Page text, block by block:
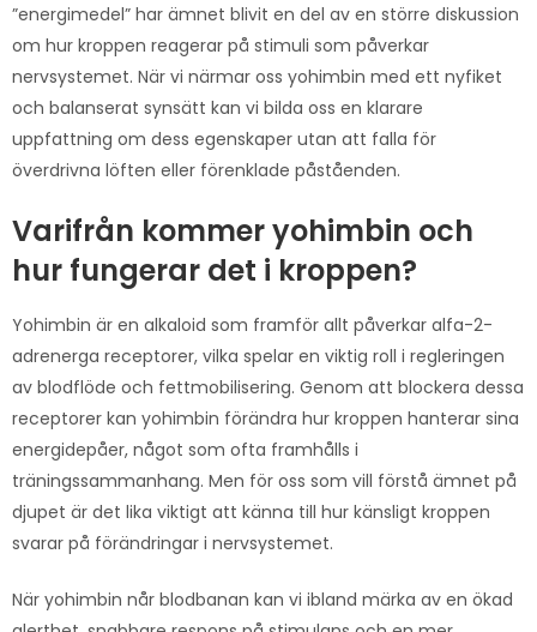
”energimedel” har ämnet blivit en del av en större diskussion
om hur kroppen reagerar på stimuli som påverkar
nervsystemet. När vi närmar oss yohimbin med ett nyfiket
och balanserat synsätt kan vi bilda oss en klarare
uppfattning om dess egenskaper utan att falla för
överdrivna löften eller förenklade påståenden.
Varifrån kommer yohimbin och
hur fungerar det i kroppen?
Yohimbin är en alkaloid som framför allt påverkar alfa-2-
adrenerga receptorer, vilka spelar en viktig roll i regleringen
av blodflöde och fettmobilisering. Genom att blockera dessa
receptorer kan yohimbin förändra hur kroppen hanterar sina
energidepåer, något som ofta framhålls i
träningssammanhang. Men för oss som vill förstå ämnet på
djupet är det lika viktigt att känna till hur känsligt kroppen
svarar på förändringar i nervsystemet.
När yohimbin når blodbanan kan vi ibland märka av en ökad